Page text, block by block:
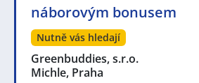
náborovým bonusem
Nutně vás hledají
Greenbuddies, s.r.o.
Michle, Praha